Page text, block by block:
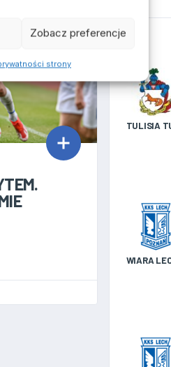
Zobacz preferencje
strony